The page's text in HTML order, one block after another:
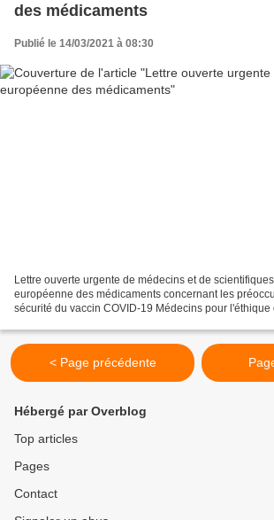
des médicaments
Publié le 14/03/2021 à 08:30
Lettre ouverte urgente de médecins et de
européenne des médicaments concernant les
sécurité du vaccin COVID-19 Médecins pour l'éthique
< Page précédente
Hébergé par Overblog
Top articles
Pages
Contact